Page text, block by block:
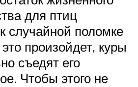
для птиц
случайной поломке
произойдет, куры
съедят его
Чтобы этого не